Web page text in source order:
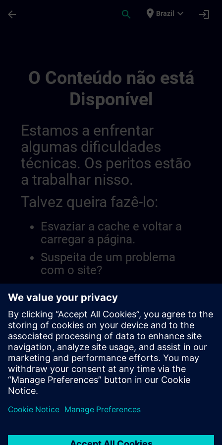
arrow_back search place Brazil expand_more login
O Conteúdo não está
Disponível
Estamos a enfrentar
algumas dificuldades
técnicas. Os peritos estão
a trabalhar nisso.
Talvez queira fazê-lo:
Esvaziar a cache e voltar a
carregar a página.
Suspeita de um problema
com o site?
Relatar a questão